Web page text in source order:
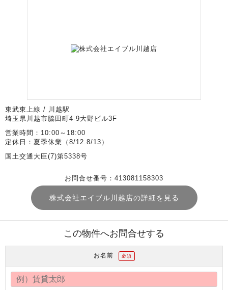
東武東上線 / 川越駅
埼玉県川越市脇田町4-9大野ビル3F
営業時間：10:00～18:00
定休日：夏季休業（8/12.8/13）
国土交通大臣(7)第5338号
お問合せ番号：413081158303
株式会社エイブル川越店の詳細を見る
この物件へお問合せする
お名前 必須